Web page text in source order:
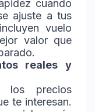
cuando
ajuste a tus
vuelo
valor que
reales y
los precios
te interesan.